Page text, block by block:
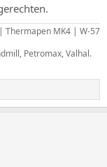
Thermapen MK4 | W-57
Petromax, Valhal.